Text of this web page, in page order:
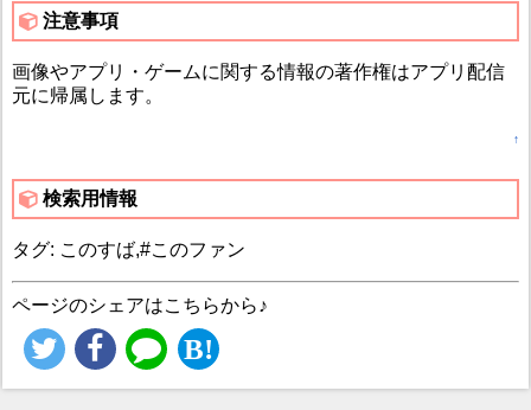
注意事項
画像やアプリ・ゲームに関する情報の著作権はアプリ配信
元に帰属します。
↑
検索用情報
タグ: このすば,#このファン
ページのシェアはこちらから♪